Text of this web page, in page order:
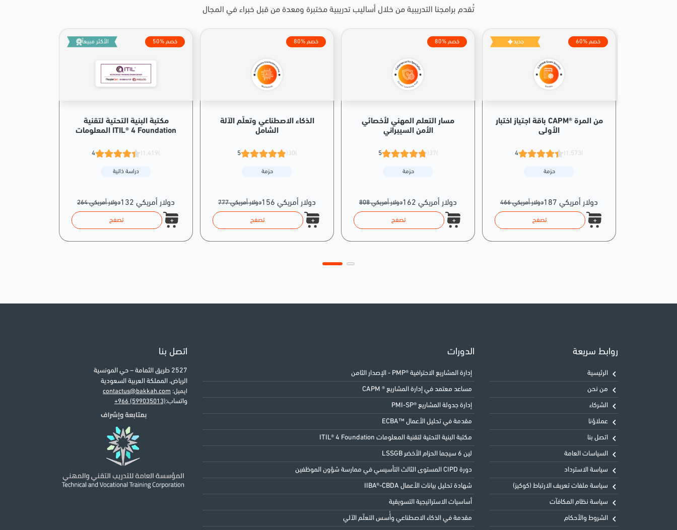
تُقدم برامجنا التدريبية من خلال أساليب تدريبية مختبرة ومعدة من قبل خبراء في المجال
الأكثر مبيعاً 50% خصم
مكتبة البنية التحتية لتقنية
المعلومات ITIL® 4 Foundation
4
دراسة ذاتية
264 دولار أمريكي 132 دولار أمريكي
تصفح
80% خصم
الذكاء الاصطناعي وتعلّم الآلة
الشامل
5
حزمة
777 دولار أمريكي 156 دولار أمريكي
تصفح
80% خصم
مسار التعلم المهني لأخصائي
الأمن السيبراني
5
حزمة
808 دولار أمريكي 162 دولار أمريكي
تصفح
جديد 60% خصم
باقة اجتياز اختبار CAPM® من المرة
الأولى
4
حزمة
466 دولار أمريكي 187 دولار أمريكي
تصفح
روابط سريعة
الرئيسية
من نحن
الشركاء
عملاؤنا
اتصل بنا
السياسات العامة
سياسة الاسترداد
سياسة ملفات تعريف الارتباط (كوكيز)
سياسة نظام المكافآت
الشروط والأحكام
الدورات
إدارة المشاريع الاحترافية ®PMP - الإصدار الثامن
مساعد معتمد في إدارة المشاريع ® CAPM
إدارة جدولة المشاريع ®PMI-SP
مقدمة في تحليل الأعمال ™ECBA
مكتبة البنية التحتية لتقنية المعلومات ITIL® 4 Foundation
لين 6 سيجما الحزام الأخضر LSSGB
دورة CIPD المستوى الثالث التأسيسي في ممارسة شؤون الموظفين
شهادة تحليل بيانات الأعمال IIBA®-CBDA
أساسيات الاستراتيجية التسويقية
مقدمة في الذكاء الاصطناعي وأُسس التعلّم الآلي
اتصل بنا
2527 طريق الثمامة – حي المونسية
الرياض، المملكة العربية السعودية
ايميل: contactus@bakkah.com
واتساب:+966 (599035013)